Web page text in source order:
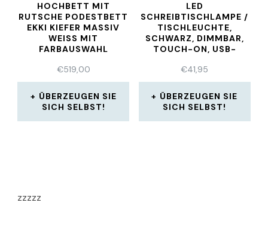
HOCHBETT MIT
RUTSCHE PODESTBETT
EKKI KIEFER MASSIV
WEISS MIT
FARBAUSWAHL
€519,00
ÜBERZEUGEN SIE
SICH SELBST!
LED
SCHREIBTISCHLAMPE /
TISCHLEUCHTE,
SCHWARZ, DIMMBAR,
TOUCH-ON, USB-
€41,95
ÜBERZEUGEN SIE
SICH SELBST!
zzzzz